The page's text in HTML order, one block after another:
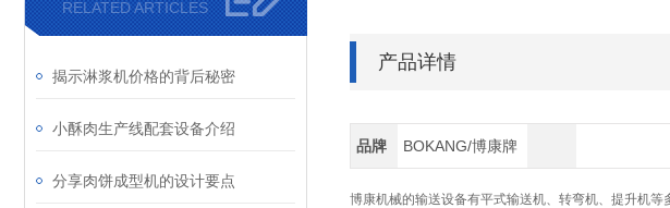
RELATED ARTICLES
揭示淋浆机价格的背后秘密
小酥肉生产线配套设备介绍
分享肉饼成型机的设计要点
产品详情
品牌 BOKANG/博康牌
博康机械的输送设备有平式输送机、转弯机、提升机